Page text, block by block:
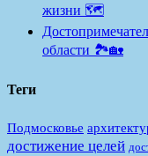
жизни 🗺️
области 🏞️🏡
Теги
Подмосковье
достижение целей